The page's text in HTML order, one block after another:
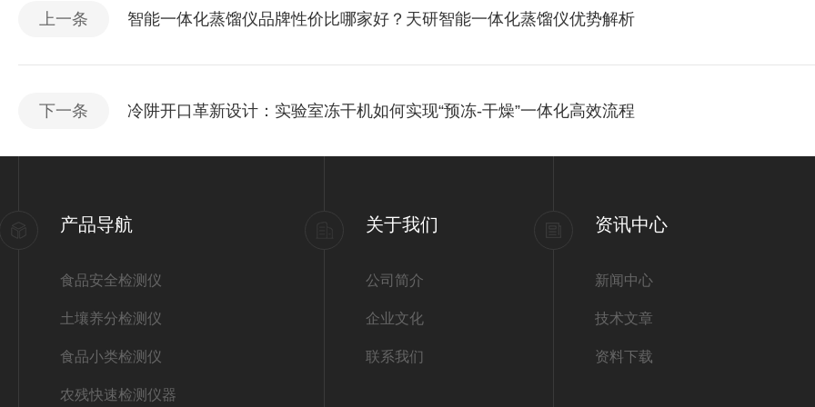
上一条 智能一体化蒸馏仪品牌性价比哪家好？天研智能一体化蒸馏仪优势解析
下一条 冷阱开口革新设计：实验室冻干机如何实现“预冻-干燥”一体化高效流程
产品导航
食品安全检测仪
土壤养分检测仪
食品小类检测仪
农残快速检测仪器
关于我们
公司简介
企业文化
联系我们
资讯中心
新闻中心
技术文章
资料下载